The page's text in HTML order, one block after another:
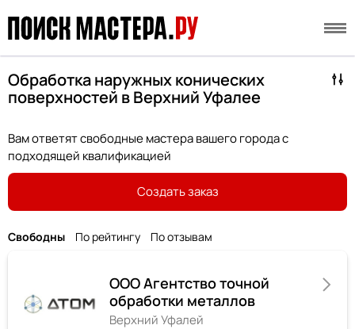
Обработка наружных конических
поверхностей в Верхний Уфалее
Вам ответят свободные мастера вашего города с
подходящей квалификацией
Создать заказ
Свободны По рейтингу По отзывам
ООО Агентство точной
обработки металлов
Верхний Уфалей